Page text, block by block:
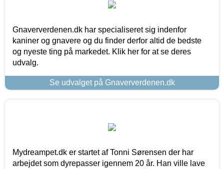
Gnaververdenen.dk har specialiseret sig indenfor
kaniner og gnavere og du finder derfor altid de bedste
og nyeste ting på markedet. Klik her for at se deres
udvalg.
Se udvalget på Gnaververdenen.dk
Mydreampet.dk er startet af Tonni Sørensen der har
arbejdet som dyrepasser igennem 20 år. Han ville lave